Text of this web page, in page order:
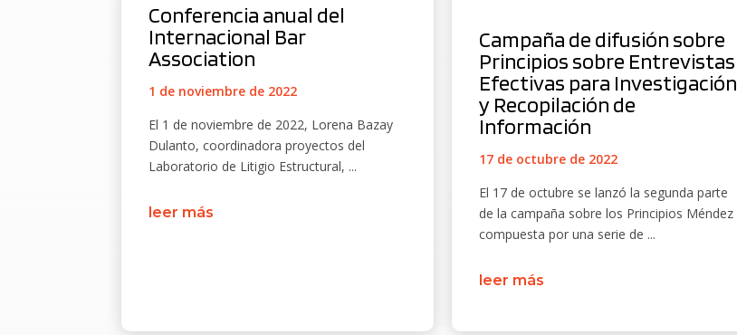
Conferencia anual del
Internacional Bar
Association
1 de noviembre de 2022
El 1 de noviembre de 2022, Lorena Bazay
Dulanto, coordinadora proyectos del
Laboratorio de Litigio Estructural, ...
leer más
Campaña de difusión sobre
Principios sobre Entrevistas
Efectivas para Investigación
y Recopilación de
Información
17 de octubre de 2022
El 17 de octubre se lanzó la segunda parte
de la campaña sobre los Principios Méndez
compuesta por una serie de ...
leer más